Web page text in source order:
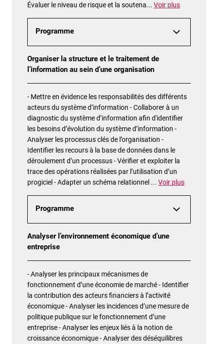
Évaluer le niveau de risque et la soutena... Voir plus
Programme
Organiser la structure et le traitement de
l’information au sein d’une organisation
- Mettre en évidence les responsabilités des différents
acteurs du système d’information - Collaborer à un
diagnostic du système d’information afin d'identifier
les besoins d’évolution du système d’information -
Analyser les processus clés de l’organisation -
Identifier les recours à la base de données dans le
déroulement d’un processus - Vérifier et exploiter la
trace des opérations réalisées par l’utilisation d’un
progiciel - Adapter un schéma relationnel ... Voir plus
Programme
Analyser l’environnement économique d’une
entreprise
- Analyser les principaux mécanismes de
fonctionnement d’une économie de marché - Identifier
la contribution des acteurs financiers à l’activité
économique - Analyser les incidences d’une mesure de
politique publique sur le fonctionnement d’une
entreprise - Analyser les enjeux liés à la notion de
croissance économique - Analyser des déséquilibres